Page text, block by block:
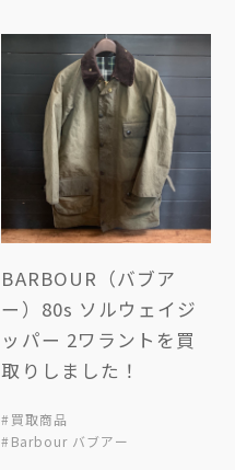
BARBOUR（バブア
ー）80s ソルウェイジ
ッパー 2ワラントを買
取りしました！
#買取商品
#Barbour バブアー